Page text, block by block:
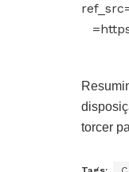
torcer